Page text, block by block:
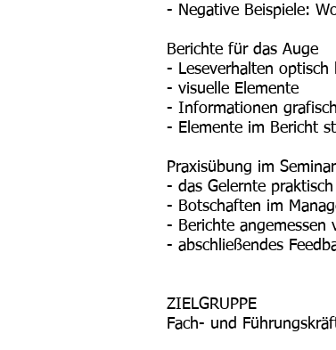
- Negative Beispiele:
Berichte für das Auge
- Leseverhalten optisch
- visuelle Elemente
- Informationen
- Elemente im Bericht
Praxisübung im
- das Gelernte
- Botschaften im
- Berichte angemessen
- abschließendes
ZIELGRUPPE
Fach- und